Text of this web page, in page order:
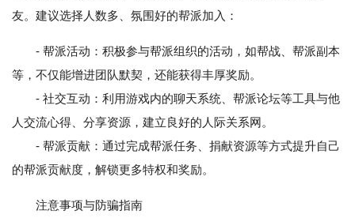
友。建议选择人数多、氛围好的帮派加入：
- 帮派活动：积极参与帮派组织的活动，如帮战、帮派副本
等，不仅能增进团队默契，还能获得丰厚奖励。
- 社交互动：利用游戏内的聊天系统、帮派论坛等工具与他
人交流心得、分享资源，建立良好的人际关系网。
- 帮派贡献：通过完成帮派任务、捐献资源等方式提升自己
的帮派贡献度，解锁更多特权和奖励。
注意事项与防骗指南